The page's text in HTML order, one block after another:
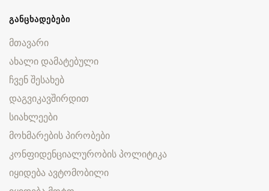
ᲒᲐᲜᲪᲮᲐᲓᲔᲑᲔᲑᲘ
მთავარი
ახალი დამატებული
ჩვენ შესახებ
დაგვიკავშირდით
სიახლეები
მოხმარების პირობები
კონფიდენციალურობის პოლიტიკა
იყიდება ავტომობილი